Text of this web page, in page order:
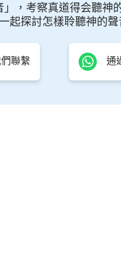
若再不醒悟、不悔改
奉神來籠絡人心，來
前必會倒下，這屬于
，考察真道得会聽神
起探討怎樣聆聽神的聲
聯繫 通